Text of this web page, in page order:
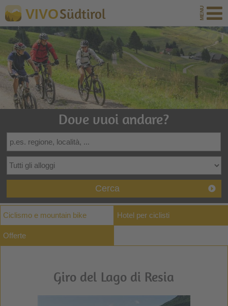
VIVOSüdtirol
Dove vuoi andare?
Cerca
Ciclismo e mountain bike Hotel per ciclisti
Offerte
Giro del Lago di Resia